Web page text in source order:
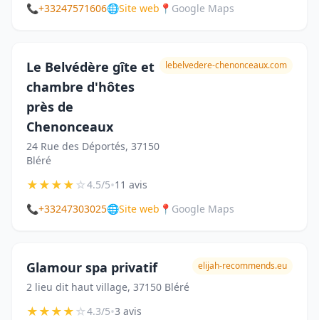
📞+33247571606🌐Site web 📍 Google Maps
Le Belvédère gîte et
chambre d'hôtes
près de
Chenonceaux
24 Rue des Déportés, 37150
Bléré
lebelvedere-chenonceaux.com
★★★★☆4.5/5•11 avis
📞+33247303025🌐Site web 📍 Google Maps
Glamour spa privatif
2 lieu dit haut village, 37150 Bléré
elijah-recommends.eu
★★★★☆4.3/5•3 avis